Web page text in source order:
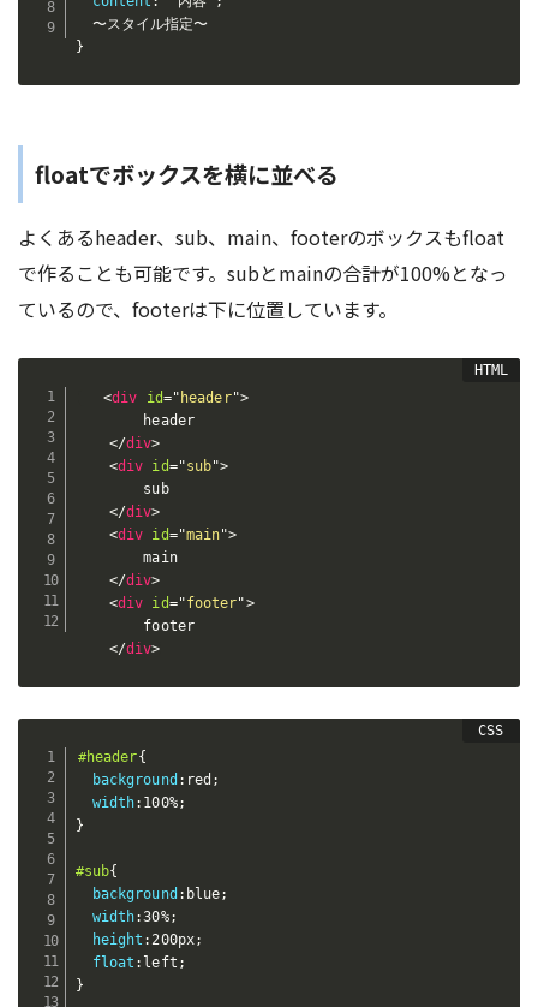
}
floatでボックスを横に並べる
よくあるheader、sub、main、footerのボックスもfloat
で作ることも可能です。subとmainの合計が100%となっ
ているので、footerは下に位置しています。
<div id=" header">
        header
</div>
<div id="sub">
        sub
</div>
<div id="main">
        main
</div>
<div id="footer">
        footer
</div>
#header{
background : red ;
width: 100%;
}
#sub{
background : blue;
width:30%;
height : 200px;
float : left ;
}